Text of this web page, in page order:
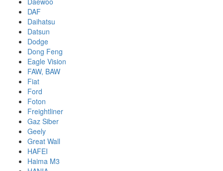
DAF
Daihatsu
Datsun
Dodge
Dong Feng
Eagle Vision
FAW, BAW
Fiat
Ford
Foton
Freightliner
Gaz Siber
Geely
Great Wall
HAFEI
Haima M3